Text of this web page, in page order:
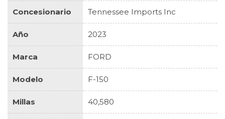
Concesionario Tennessee Imports Inc
Año 2023
Marca FORD
Modelo F-150
Millas 40,580